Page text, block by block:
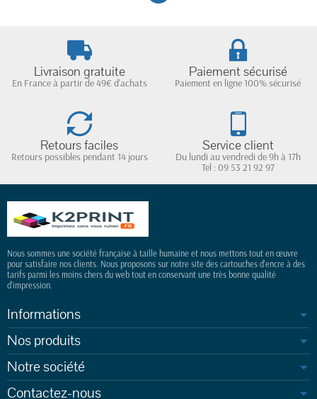
Livraison gratuite
En France à partir de 49€ d'achats
Paiement sécurisé
Paiement en ligne 100% sécurisé
Retours faciles
Retours possibles pendant 14 jours
Service client
Du lundi au vendredi de 9h à 17h
Tel : 09 53 21 92 97
Nous sommes une société française à taille humaine et nous mettons tout en œuvre
pour satisfaire nos clients. Nous proposons sur notre site des cartouches d'encre à des
tarifs parmi les moins chers du web tout en conservant une très bonne qualité
d'impression.
Informations
Nos produits
Notre société
Contactez-nous